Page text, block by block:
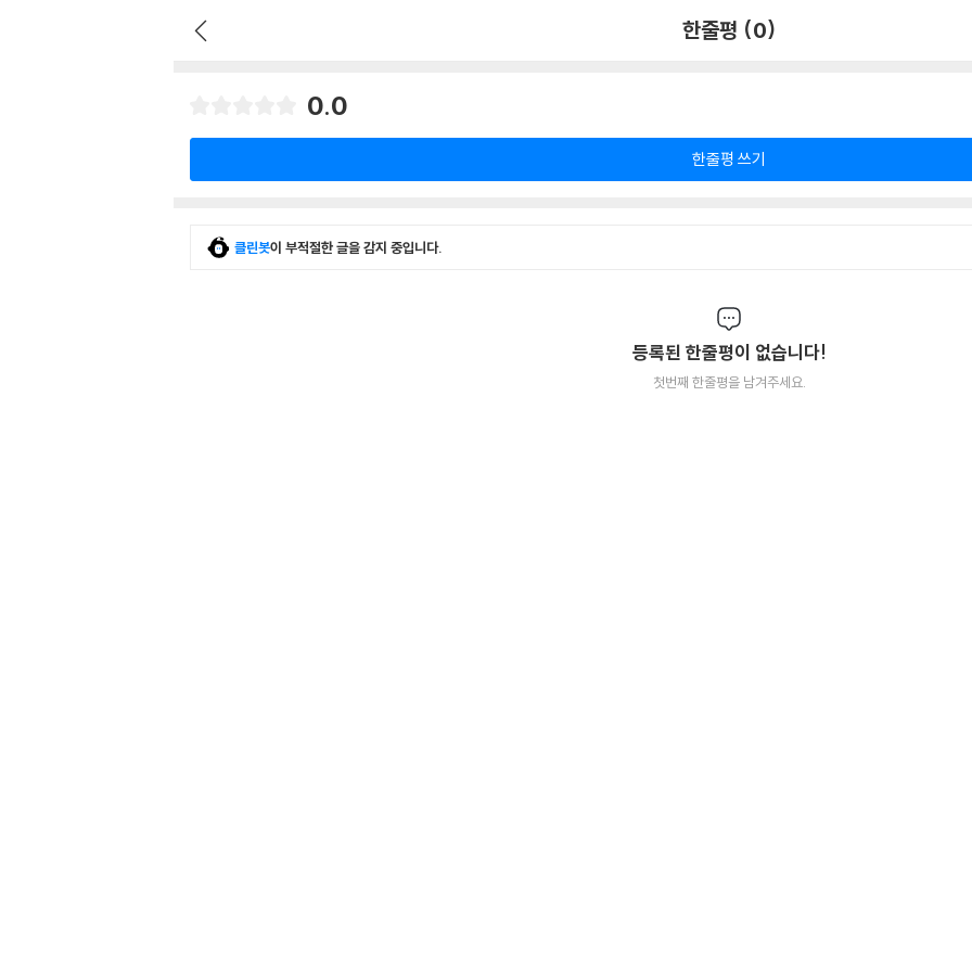
한줄평 (0)
0.0
한줄평 쓰기
클린봇이 부적절한 글을 감지 중입니다.
등록된 한줄평이 없습니다!
첫번째 한줄평을 남겨주세요.